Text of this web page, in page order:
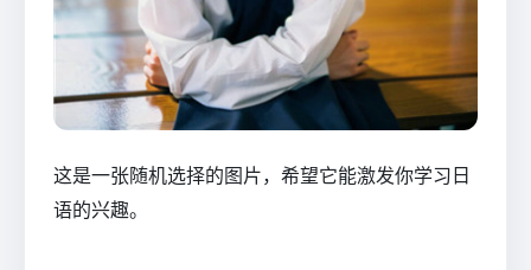
这是一张随机选择的图片，希望它能激发你学习日
语的兴趣。